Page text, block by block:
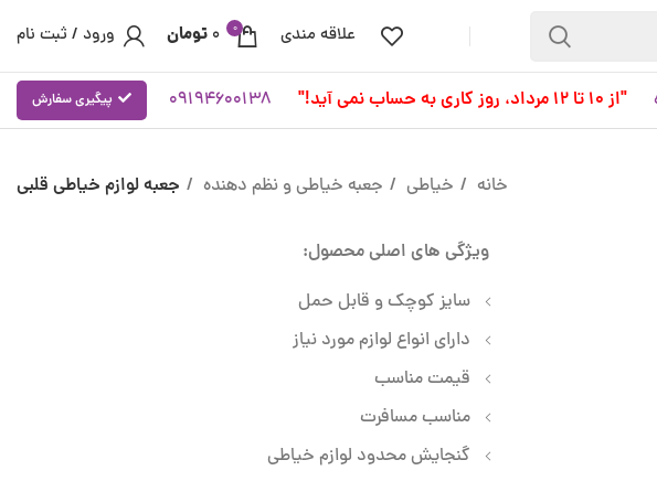
علاقه مندی 0
0 تومان ورود / ثبت نام
"از 10 تا 12 مرداد، روز کاری به حساب نمی آید!" 09194600138 پیگیری سفارش
خانه خیاطی جعبه خیاطی و نظم دهنده جعبه لوازم خیاطی قلبی
ویژگی های اصلی محصول:
سایز کوچک و قابل حمل
دارای انواع لوازم مورد نیاز
قیمت مناسب
مناسب مسافرت
گنجایش محدود لوازم خیاطی